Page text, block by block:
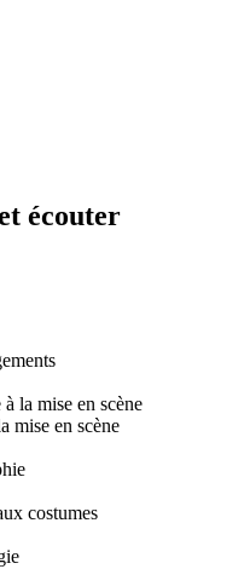
écouter
à la mise en scène
mise en scène
costumes